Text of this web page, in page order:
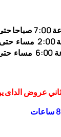
عروض الداى